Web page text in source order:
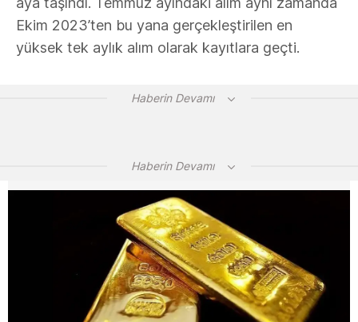
Ekim 2023’ten bu yana gerçekleştirilen en
yüksek tek aylık alım olarak kayıtlara geçti.
Haberin Devamı
Haberin Devamı